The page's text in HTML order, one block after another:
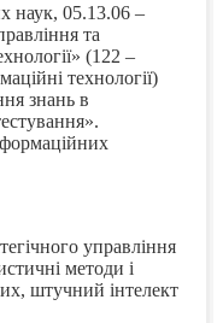
наук, 05.13.06 –
та
(122 –
технології)
знань в
управління
методи і
штучний інтелект